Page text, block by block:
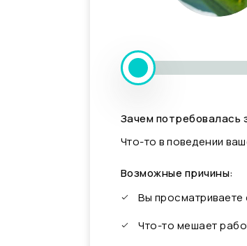
Зачем потребовалась
Что-то в поведении
Возможные причины:
Вы
Что-то мешает